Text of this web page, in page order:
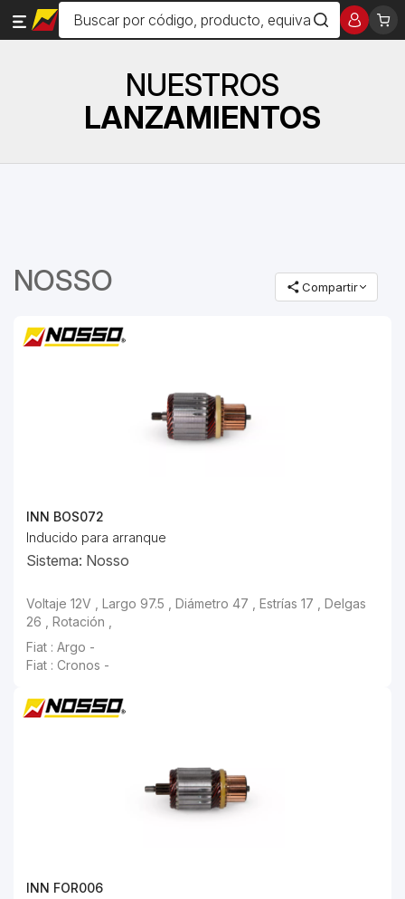
NUESTROS
LANZAMIENTOS
NOSSO Compartir
INN BOS072
Inducido para arranque
Sistema: Nosso
Voltaje 12V , Largo 97.5 , Diámetro 47 , Estrías 17 , Delgas
26 , Rotación ,
Fiat : Argo -
Fiat : Cronos -
INN FOR006